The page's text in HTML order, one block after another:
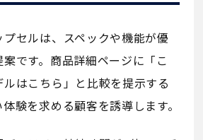
セルは、スペックや機能が優
です。商品詳細ページに「こ
はこちら」と比較を提示する
験を求める顧客を誘導します。